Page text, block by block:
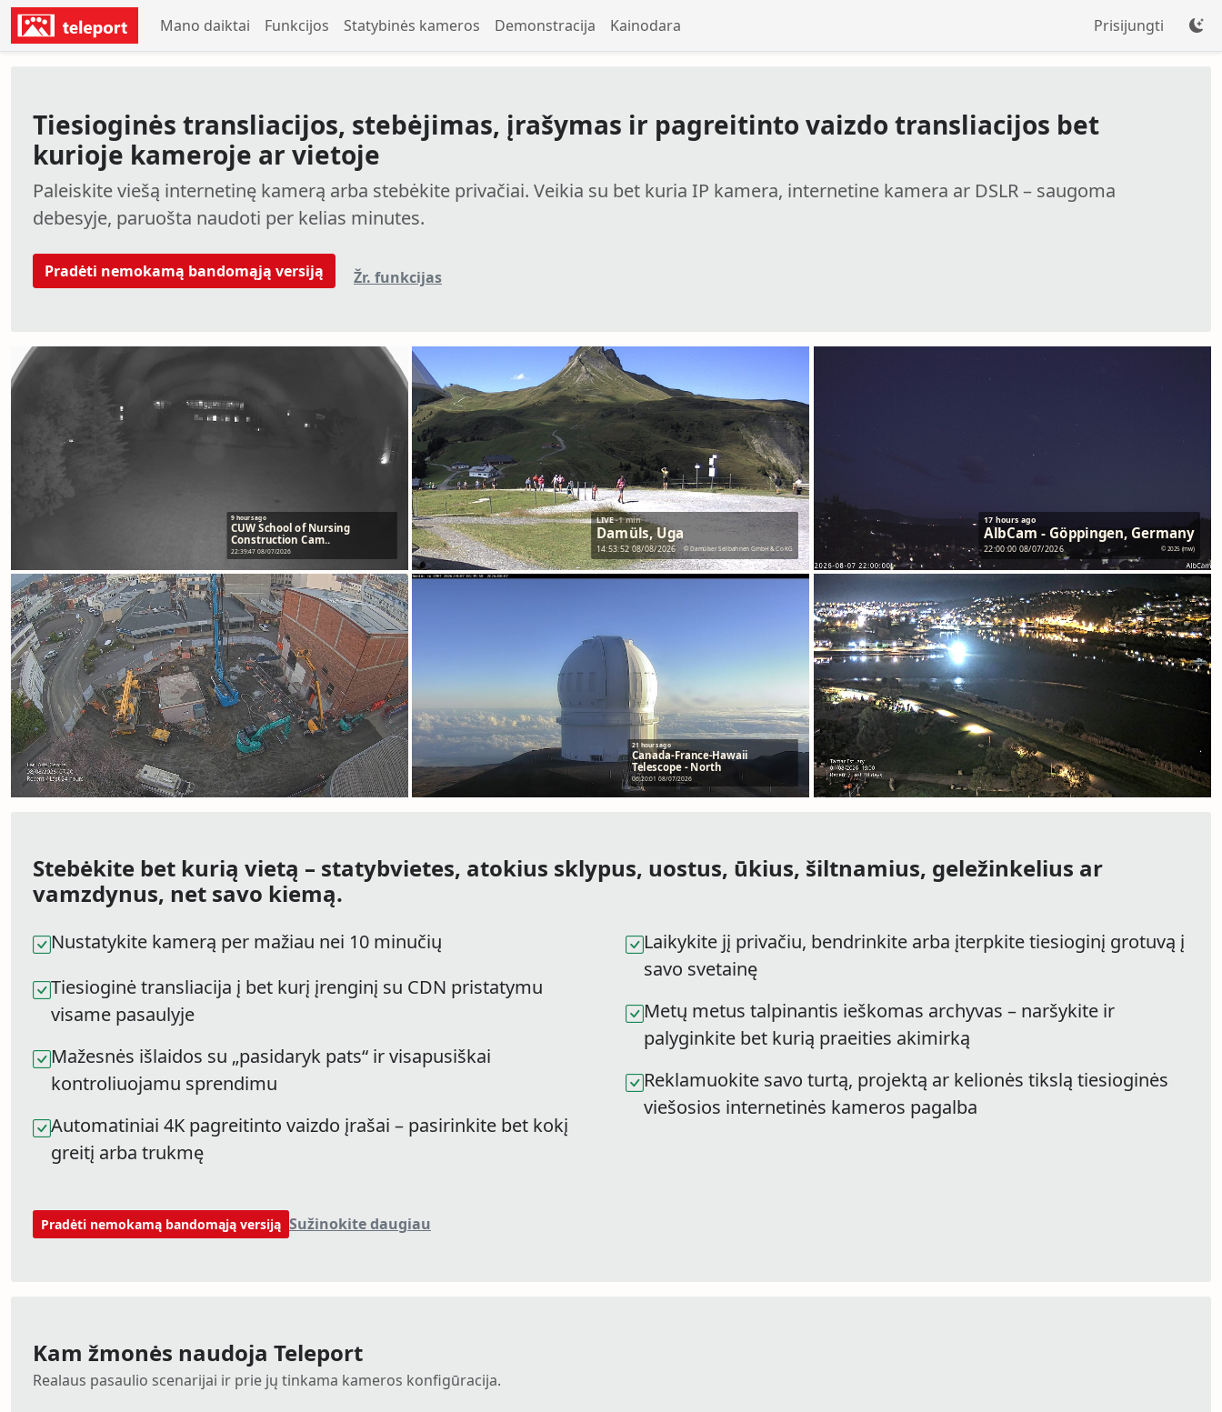
Mano daiktai Funkcijos Statybinės kameros Demonstracija Kainodara Prisijungti
Tiesioginės transliacijos, stebėjimas, įrašymas ir pagreitinto vaizdo transliacijos bet
kurioje kameroje ar vietoje
Paleiskite viešą internetinę kamerą arba stebėkite privačiai. Veikia su bet kuria IP kamera, internetine kamera ar DSLR – saugoma
debesyje, paruošta naudoti per kelias minutes.
Pradėti nemokamą bandomąją versiją Žr. funkcijas
Stebėkite bet kurią vietą – statybvietes, atokius sklypus, uostus, ūkius, šiltnamius, geležinkelius ar
vamzdynus, net savo kiemą.
Nustatykite kamerą per mažiau nei 10 minučių
Tiesioginė transliacija į bet kurį įrenginį su CDN pristatymu
visame pasaulyje
Mažesnės išlaidos su „pasidaryk pats“ ir visapusiškai
kontroliuojamu sprendimu
Automatiniai 4K pagreitinto vaizdo įrašai – pasirinkite bet kokį
greitį arba trukmę
Laikykite jį privačiu, bendrinkite arba įterpkite tiesioginį grotuvą į
savo svetainę
Metų metus talpinantis ieškomas archyvas – naršykite ir
palyginkite bet kurią praeities akimirką
Reklamuokite savo turtą, projektą ar kelionės tikslą tiesioginės
viešosios internetinės kameros pagalba
Pradėti nemokamą bandomąją versiją Sužinokite daugiau
Kam žmonės naudoja Teleport
Realaus pasaulio scenarijai ir prie jų tinkama kameros konfigūracija.